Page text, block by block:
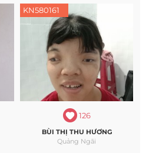
KN580161
126
BÙI THỊ THU HƯƠNG
Quảng Ngãi